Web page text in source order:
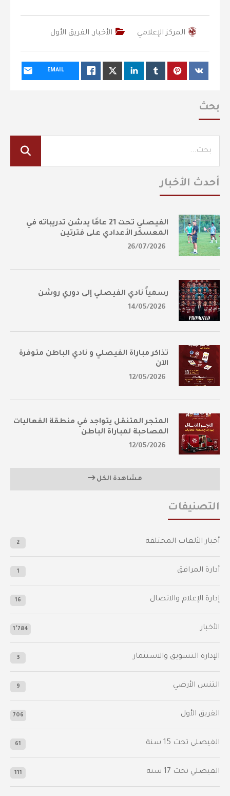
المركز الإعلامي الأخبار, الفريق الأول
EMAIL
بحث
أحدث الأخبار
الفيصلي تحت 21 عامًا يدشن تدريباته في
المعسكر الأعدادي على فترتين
26/07/2026
رسمياً نادي الفيصلي إلى دوري روشن
14/05/2026
تذاكر مباراة الفيصلي و نادي الباطن متوفرة
الآن
12/05/2026
المتجر المتنقل يتواجد في منطقة الفعاليات
المصاحبة لمباراة الباطن
12/05/2026
مشاهدة الكل
التصنيفات
أخبار الألعاب المختلفة 2
أدارة المرافق 1
إدارة الإعلام والاتصال 16
الأخبار 1٬784
الإدارة التسويق والاستثمار 3
التنس الأرضي 9
الفريق الأول 706
الفيصلي‬⁩ تحت 15 سنة 61
‫الفيصلي‬⁩ تحت 17 سنة 111